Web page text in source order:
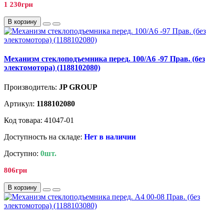
1 230грн
В корзину
Механизм стеклоподъемника перед. 100/A6 -97 Прав. (без
электомотора) (1188102080)
Производитель: JP GROUP
Артикул: 1188102080
Код товара: 41047-01
Доступность на складе: Нет в наличии
Доступно: 0шт.
806грн
В корзину